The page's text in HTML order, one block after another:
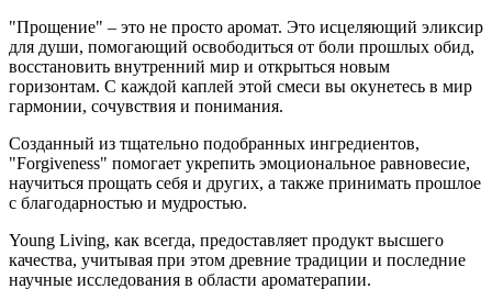
"Прощение" – это не просто аромат. Это исцеляющий эликсир
для души, помогающий освободиться от боли прошлых обид,
восстановить внутренний мир и открыться новым
горизонтам. С каждой каплей этой смеси вы окунетесь в мир
гармонии, сочувствия и понимания.
Созданный из тщательно подобранных ингредиентов,
"Forgiveness" помогает укрепить эмоциональное равновесие,
научиться прощать себя и других, а также принимать прошлое
с благодарностью и мудростью.
Young Living, как всегда, предоставляет продукт высшего
качества, учитывая при этом древние традиции и последние
научные исследования в области ароматерапии.